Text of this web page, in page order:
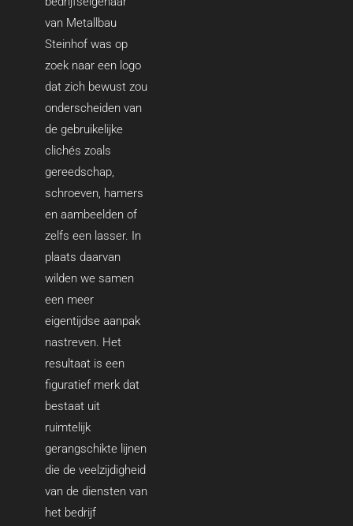
van Metallbau
Steinhof was op
zoek naar een logo
dat zich bewust zou
onderscheiden van
de gebruikelijke
clichés zoals
gereedschap,
schroeven, hamers
en aambeelden of
zelfs een lasser. In
plaats daarvan
wilden we samen
een meer
eigentijdse aanpak
nastreven. Het
resultaat is een
figuratief merk dat
bestaat uit
ruimtelijk
gerangschikte lijnen
die de veelzijdigheid
van de diensten van
het bedrijf